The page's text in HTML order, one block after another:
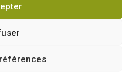
des camps de jour